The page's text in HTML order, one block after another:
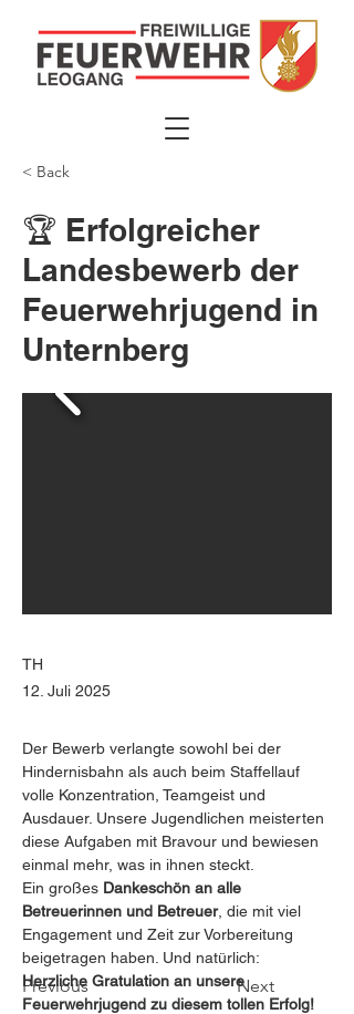
< Back
🏆 Erfolgreicher
Landesbewerb der
Feuerwehrjugend in
Unternberg
TH
12. Juli 2025
Previous Next
Der Bewerb verlangte sowohl bei der
Hindernisbahn als auch beim Staffellauf
volle Konzentration, Teamgeist und
Ausdauer. Unsere Jugendlichen meisterten
diese Aufgaben mit Bravour und bewiesen
einmal mehr, was in ihnen steckt.
Ein großes Dankeschön an alle
Betreuerinnen und Betreuer, die mit viel
Engagement und Zeit zur Vorbereitung
beigetragen haben. Und natürlich:
Herzliche Gratulation an unsere
Feuerwehrjugend zu diesem tollen Erfolg!